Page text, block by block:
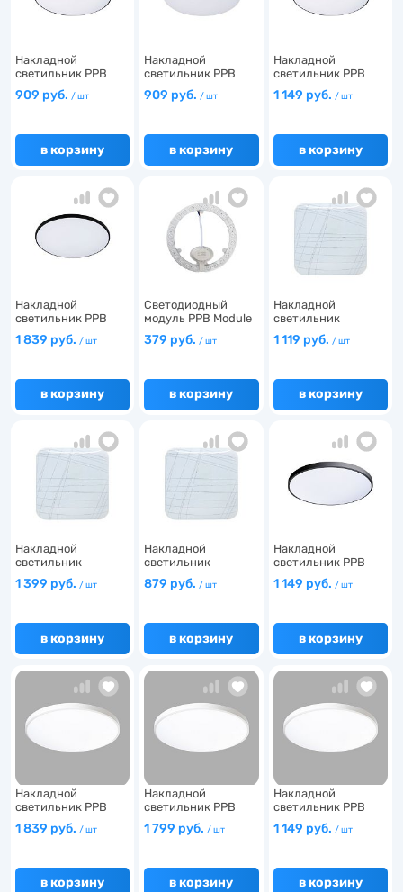
Накладной
светильник PPB
OPAL 36W 40…
909 руб. / шт
в корзину
Накладной
светильник PPB
OPAL 36W 40…
909 руб./ шт
в корзину
Накладной
светильник PPB
OPAL 48W 65…
1 149 руб. / шт
в корзину
Накладной
светильник PPB
OPAL 70W 40…
1 839 руб. / шт
в корзину
Светодиодный
модуль PPB Module
379 руб./ шт
в корзину
Накладной
светильник
КВАДРО 24W 6500…
1 119 руб. / шт
в корзину
Накладной
светильник
КВАДРО 36W 6500…
1 399 руб. / шт
в корзину
Накладной
светильник
КВАДРО 18W 6500…
879 руб./ шт
в корзину
Накладной
светильник PPB
OPAL 48W 40…
1 149 руб. / шт
в корзину
Накладной
светильник PPB
OPAL 70W 40…
1 839 руб. / шт
в корзину
Накладной
светильник PPB
OPAL 70W 65…
1 799 руб./ шт
в корзину
Накладной
светильник PPB
OPAL 48W 65…
1 149 руб. / шт
в корзину